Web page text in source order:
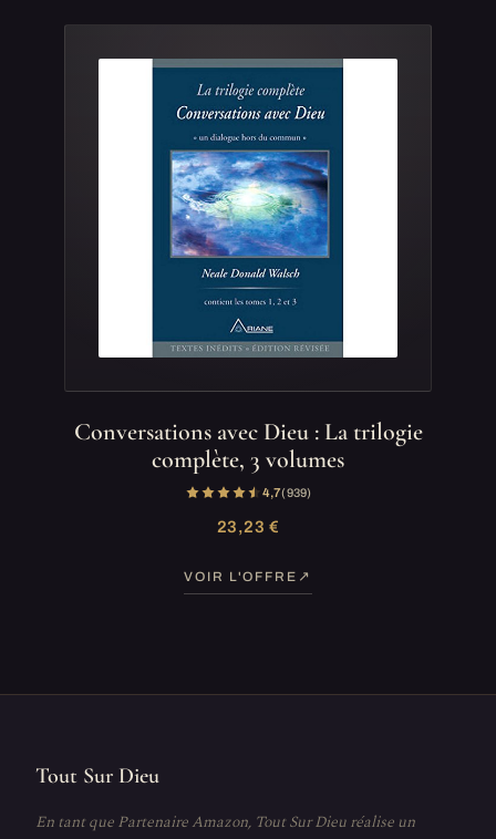
Conversations avec Dieu : La trilogie
complète, 3 volumes
4,7(939)
23,23 €
VOIR L'OFFRE
Tout Sur Dieu
En tant que Partenaire Amazon, Tout Sur Dieu réalise un